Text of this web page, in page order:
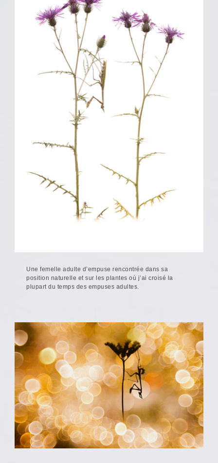
Une femelle adulte d’empuse rencontrée dans sa
position naturelle et sur les plantes où j’ai croisé la
plupart du temps des empuses adultes.